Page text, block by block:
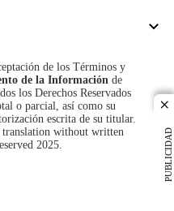
PUBLICIDAD
de los Términos y
de la Información de
los Derechos Reservados
o parcial, así como su
escrita de su titular.
without written
2025.